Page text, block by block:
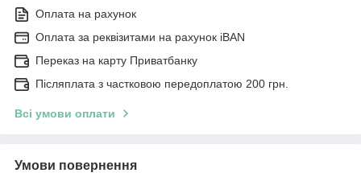
Оплата на рахунок
Оплата за реквізитами на рахунок iBAN
Переказ на карту Приватбанку
Післяплата з частковою передоплатою 200 грн.
Всі умови оплати
Умови повернення